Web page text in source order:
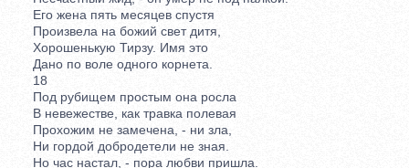
Его жена пять месяцев спустя
Произвела на божий свет дитя,
Хорошенькую Тирзу. Имя это
Дано по воле одного корнета.
18
Под рубищем простым она росла
В невежестве, как травка полевая
Прохожим не замечена, - ни зла,
Ни гордой добродетели не зная.
Но час настал, - пора любви пришла.